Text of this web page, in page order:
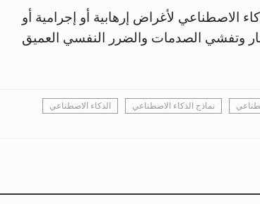
الاصطناعي لأغراض إرهابية أو إجرامية أو
وتفشي الصدمات والضرر النفسي العميق
نماذج الذكاء الاصطناعي
الذكاء الاصطناعي